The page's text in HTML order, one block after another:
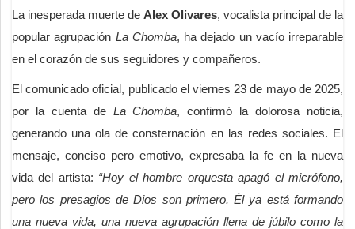
La inesperada muerte de Alex Olivares, vocalista principal de la
popular agrupación La Chomba, ha dejado un vacío irreparable
en el corazón de sus seguidores y compañeros.
El comunicado oficial, publicado el viernes 23 de mayo de 2025,
por la cuenta de La Chomba, confirmó la dolorosa noticia,
generando una ola de consternación en las redes sociales. El
mensaje, conciso pero emotivo, expresaba la fe en la nueva
vida del artista: “Hoy el hombre orquesta apagó el micrófono,
pero los presagios de Dios son primero. Él ya está formando
una nueva vida, una nueva agrupación llena de júbilo como la